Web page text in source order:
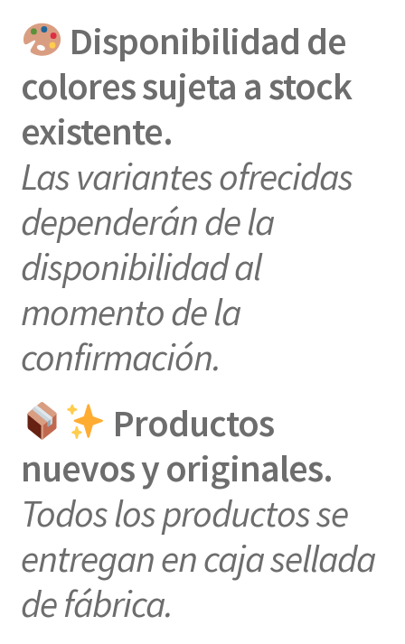
Disponibilidad de
colores sujeta a stock
existente.
Las variantes ofrecidas
dependerán de la
disponibilidad al
momento de la
confirmación.
Productos
nuevos y originales.
Todos los productos se
entregan en caja sellada
de fábrica.